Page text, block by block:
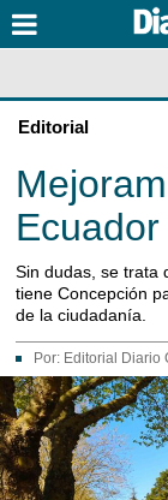
Editorial
Ecuador
Sin dudas, se trata
tiene Concepción
de la ciudadanía.
Por: Editorial Diario